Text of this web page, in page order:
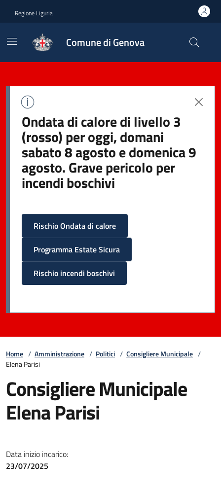
Regione Liguria
Comune di Genova
Ondata di calore di livello 3
(rosso) per oggi, domani
sabato 8 agosto e domenica 9
agosto. Grave pericolo per
incendi boschivi
Rischio Ondata di calore
Programma Estate Sicura
Rischio incendi boschivi
Home / Amministrazione / Politici / Consigliere Municipale /
Elena Parisi
Consigliere Municipale
Elena Parisi
Data inizio incarico:
23/07/2025